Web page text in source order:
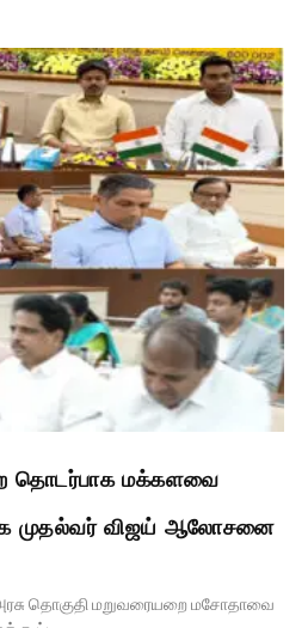
தொடர்பாக மக்களவை
முதல்வர் விஜய் ஆலோசனை
தொகுதி மறுவரையறை மசோதாவை